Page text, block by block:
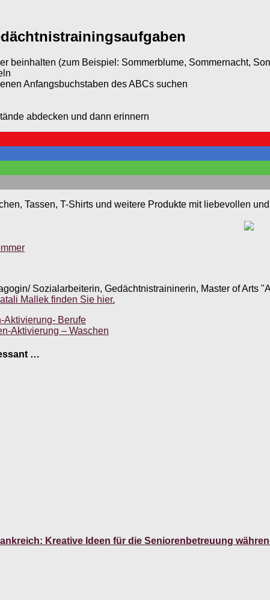
beinhalten (zum Beispiel: Sommerblume, Sommernacht,
Anfangsbuchstaben des ABCs suchen
abdecken und dann erinnern
Tassen, T-Shirts und weitere Produkte mit liebevollen
Sozialarbeiterin, Gedächtnistraininerin, Master of Arts
Mallek finden Sie hier.
Aktivierung- Berufe
Aktivierung – Waschen
…
Kreative Ideen für die Seniorenbetreuung